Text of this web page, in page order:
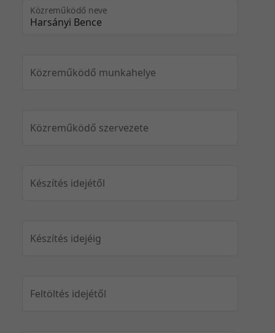
Közreműködő neve
Közreműködő munkahelye
Közreműködő szervezete
Készítés idejétől
Készítés idejéig
Feltöltés idejétől